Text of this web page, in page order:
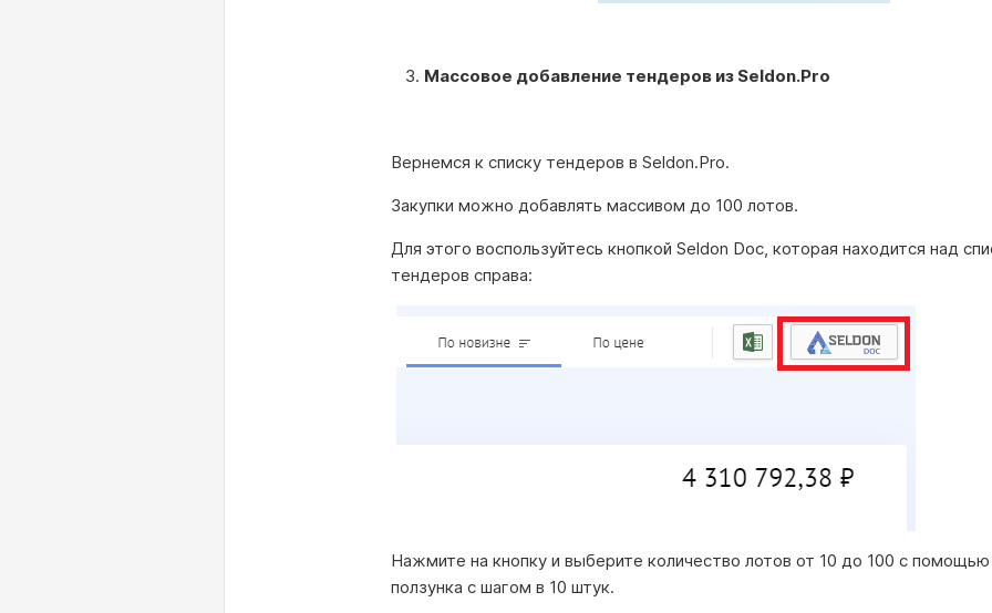
Массовое добавление тендеров из Seldon.Pro
Вернемся к списку тендеров в Seldon.Pro.
Закупки можно добавлять массивом до 100 лотов.
Для этого воспользуйтесь кнопкой Seldon Doc, которая находится над
тендеров справа:
Нажмите на кнопку и выберите количество лотов от 10 до 100 с
ползунка с шагом в 10 штук.